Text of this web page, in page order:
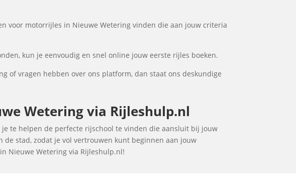
voor motorrijles in Nieuwe Wetering vinden die aan jouw criteria
kun je eenvoudig en snel online jouw eerste rijles boeken.
of vragen hebben over ons platform, dan staat ons deskundige
Wetering via Rijleshulp.nl
te helpen de perfecte rijschool te vinden die aansluit bij jouw
stad, zodat je vol vertrouwen kunt beginnen aan jouw
Nieuwe Wetering via Rijleshulp.nl!